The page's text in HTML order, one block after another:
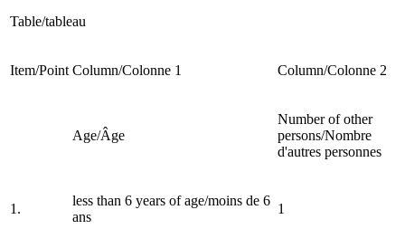
Table/tableau
Item/Point Column/Colonne 1 Column/Colonne 2
Age/Âge
Number of other
persons/Nombre
d'autres personnes
1.
less than 6 years of age/moins de 6
ans
1